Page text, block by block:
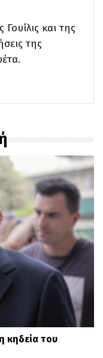
και της
της
κηδεία του